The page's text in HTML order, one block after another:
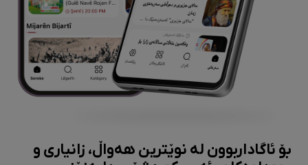
بۆ ئاگاداربوون لە نوێترین هەواڵ، زانیاری و